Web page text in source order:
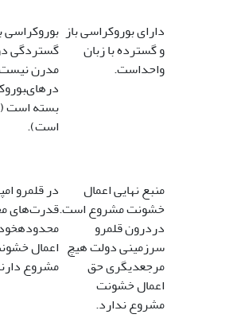
داراى بوروکراسى باز
و گسترده با زبان
واحداست.
بوروکراسى
گستردگى
مدرن
بسته است
است).
منبع نهایى اعمال
خشونت مشروع است.
دردرون قلمرو
سرزمینى دولت هیچ
مرجعدیگرى حق
اعمال خشونت
مشروع ندارد.
در قلمرو
قدرت‌هاى
اعمال
مشروع